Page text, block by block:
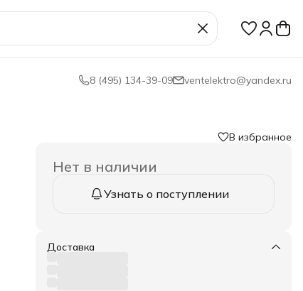
8 (495) 134-39-09 ventelektro@yandex.ru
В избранное
Нет в наличии
Узнать о поступлении
Доставка